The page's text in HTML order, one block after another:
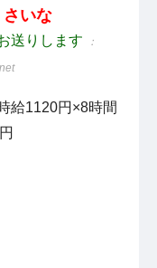
いな
送りします ：
給1120円×8時間